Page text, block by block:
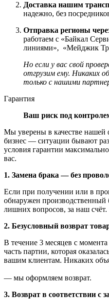
Доставка нашим
надежно, без
Отправка регионы
работаем с «Байкал
линиями», «Мейджик
Но если у вас свой
отгрузим ему. Никаких
только с нашими
Гарантия
Ваш риск под
Мы уверены в качестве нашей
бизнес — ситуации бывают
условия гарантии
вас.
1. Замена брака — без
Если при получении или в
обнаружен
лишних вопросов, за наш счёт.
2. Безусловный возврат
В течение 3 месяцев с
часть партии, которая
вашим клиентам. Никаких
Просто
— мы оформляем возврат.
3. Возврат в соответствии с